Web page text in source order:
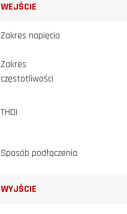
WEJŚCIE
Zakres napięcia
Zakres
częstotliwości
THDI
Sposób podłączenia
WYJŚCIE